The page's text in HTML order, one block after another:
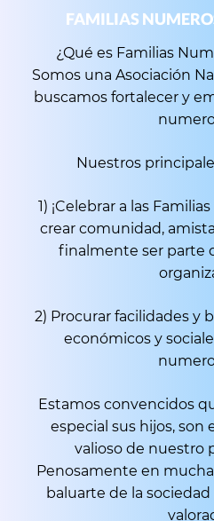
FAMILIAS
¿Qué es Familias
Somos una Asociación
buscamos fortalecer y
Nuestros
1) ¡Celebrar a las
crear comunidad,
finalmente ser parte
2) Procurar facilidades y
económicos y
Estamos convencidos
especial sus hijos, son
valioso de nuestro
Penosamente en
baluarte de la